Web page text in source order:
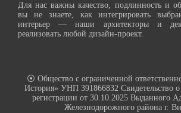
Для нас важны качество, подлинность и
вы не знаете, как интегрировать
интерьер — наши архитекторы и
реализовать любой дизайн-проект.
⦿ Общество с ограниченной
История» УНП 391866832 Свидетельство о
регистрации от 30.10.2025 Выданного
Железнодорожного района г.